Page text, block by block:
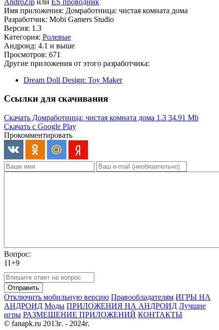
Имя приложения: Домработница: чистая комната дома
Разработчик: Mobi Gamers Studio
Версия: 1.3
Категория: Ролевые
Андроид: 4.1 и выше
Просмотров: 671
Другие приложения от этого разработчика:
Dream Doll Design: Toy Maker
Ссылки для скачивания
Скачать Домработница: чистая комната дома 1.3 34.91 Mb
Скачать с Google Play
Прокомментировать
Вопрос:
11+9
Отправить
Отключить мобильную версию Правообладателям ИГРЫ НА
АНДРОИД Моды ПРИЛОЖЕНИЯ НА АНДРОИД Лучшие
игры РАЗМЕЩЕНИЕ ПРИЛОЖЕНИЙ КОНТАКТЫ
© fanapk.ru 2013г. - 2024г.